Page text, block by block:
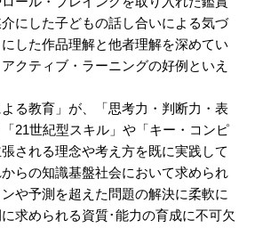
にした子どもの話し合いによる気づ
した作品理解と他者理解を深めてい
クティブ・ラーニングの好例といえ
る教育」が、「思考力・判断力・表
21世紀型スキル」や「キー・コンピ
される理念や考え方を既に実践して
らの知識基盤社会において求められ
や予測を超えた問題の解決に柔軟に
求められる資質･能力の育成に不可欠